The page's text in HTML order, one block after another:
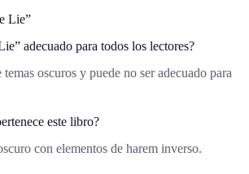
Lie”
adecuado para todos los lectores?
oscuros y puede no ser adecuado para
este libro?
con elementos de harem inverso.